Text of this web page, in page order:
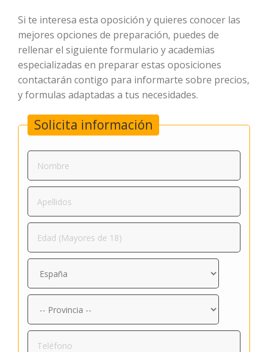
Si te interesa esta oposición y quieres conocer las
mejores opciones de preparación, puedes de
rellenar el siguiente formulario y academias
especializadas en preparar estas oposiciones
contactarán contigo para informarte sobre precios,
y formulas adaptadas a tus necesidades.
Solicita información